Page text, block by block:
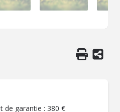
de garantie : 380 €